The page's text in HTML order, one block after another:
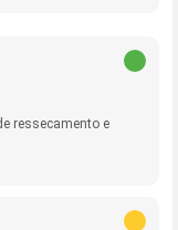
ressecamento e